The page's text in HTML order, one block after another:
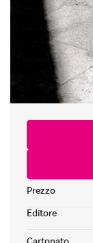
Prezzo
Editore